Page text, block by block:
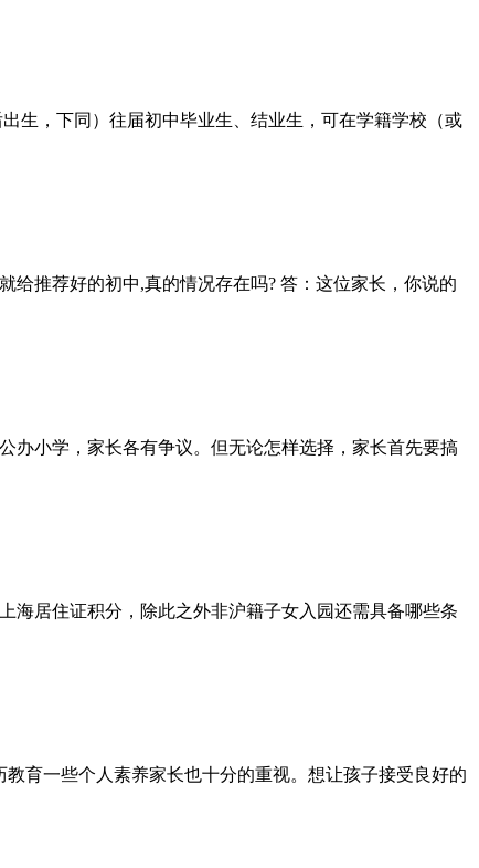
生，下同）往届初中毕业生、结业生，可在学籍学校（或
给推荐好的初中,真的情况存在吗? 答：这位家长，你说的
办小学，家长各有争议。但无论怎样选择，家长首先要搞
海居住证积分，除此之外非沪籍子女入园还需具备哪些条
育一些个人素养家长也十分的重视。想让孩子接受良好的